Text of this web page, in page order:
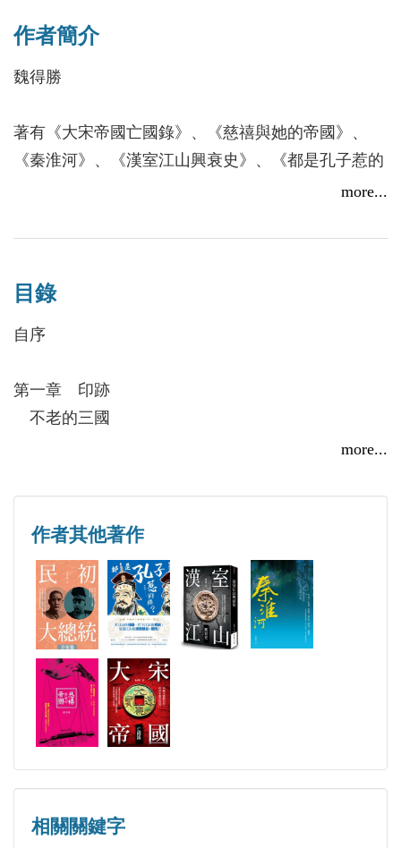
張飛的嗜殺成性。一個社會，把嗜血者標榜為義之楷
模、仁之典範，僅僅因為劉備是漢室苗裔？僅僅因為
斷。這樣的民族，窮則窮凶極惡，富則為富不仁。為
什麼？因為他們把無恥當正義。」
這個三國深入人心。倘若歸功於人，自然非《三國演
國故事才源遠流長，但是《三國演義》作為歷史小
綸、毛宗崗兩父子更是大幅對《三國演義》作「加
真？哪是假？哪是歷史？哪是小說？本書還原真實的
三國歷史，顛覆大眾的歷史認知。
作者簡介
魏得勝
著有《大宋帝國亡國錄》、《慈禧與她的帝國》、
《秦淮河》、《漢室江山興衰史》、《都是孔子惹的
禍？》、《另類人生》、《風中的文化帝國》、《歷
梯次「好書大家讀」推薦。《雜文選刊》讀者評為
《讀者》的首批簽約作家。
more...
目錄
自序
第一章 印跡
不老的三國
第二章 不齒的楷模
劉備不仁
關羽不義
孔明不才
曹操不德
呂布不忠
第三章 刀刃上的皇室
董卓血染皇室
司馬懿謀殺曹爽
more...
作者其他著作
相關關鍵字